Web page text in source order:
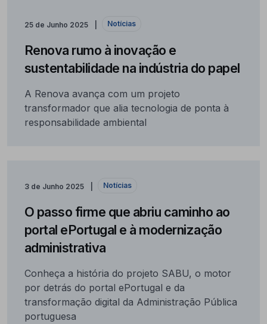
25 de Junho 2025 Notícias
Renova rumo à inovação e
sustentabilidade na indústria do papel
A Renova avança com um projeto
transformador que alia tecnologia de ponta à
responsabilidade ambiental
3 de Junho 2025 Notícias
O passo firme que abriu caminho ao
portal ePortugal e à modernização
administrativa
Conheça a história do projeto SABU, o motor
por detrás do portal ePortugal e da
transformação digital da Administração Pública
portuguesa